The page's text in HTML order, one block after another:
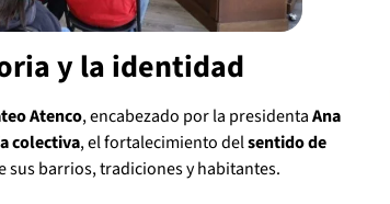
y la identidad
Atenco, encabezado por la presidentaAna
colectiva, el fortalecimiento delsentido de
sus barrios, tradiciones y habitantes.